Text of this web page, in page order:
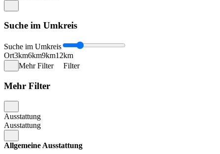
Suche im Umkreis
Suche im Umkreis
Ort3km6km9km12km
Mehr Filter
Filter
Mehr Filter
Ausstattung
Ausstattung
Allgemeine Ausstattung